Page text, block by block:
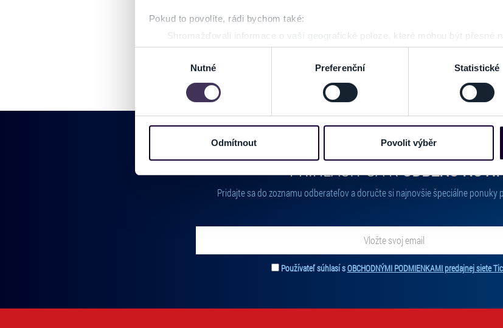
Pokud to povolíte, rádi bychom také:
Shromažďovali informace o vaší geografické poloze, které mohou být přesné
Identifikovali vaše zařízení pomocí aktivního skenování pro konkrétní
Zjistěte více o tom, jak zpracováváme vaše osobní údaje, a nastavte si předvolby v
můžete kdykoliv změnit nebo odvolat v části Prohlášení o souborech cookie.
informace o vašem zařízení nebo vaší aktivitě na našich webových stránkách.
osobní údaje. Získané informace používáme např. k analýze návštěvnosti webu
můžete kdykoliv změnit v zápatí stránky v záložce „Cookies a jejich nastavení“.
Nutné Preferenční Statistické
Odmítnout Povolit výběr
PRIHLÁSIŤ SA KODBERU
Pridajte sa do zoznamu odberateľov a doručte si najnovšie špeciálne ponuky
Zadajte svoju e-mailovú adresu, na ktorú vám budeme zasielať novinky. Vaša adresa nebude zdieľaná s tretími stranami.
Používateľ súhlasí sOBCHODNÝMI PODMIENKAMI predajnej siete